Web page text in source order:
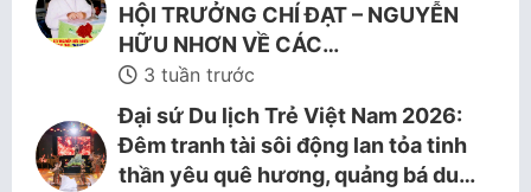
HỘI TRƯỞNG CHÍ ĐẠT – NGUYỄN
HỮU NHƠN VỀ CÁC…
3 tuần trước
Đại sứ Du lịch Trẻ Việt Nam 2026:
Đêm tranh tài sôi động lan tỏa tinh
thần yêu quê hương, quảng bá du…